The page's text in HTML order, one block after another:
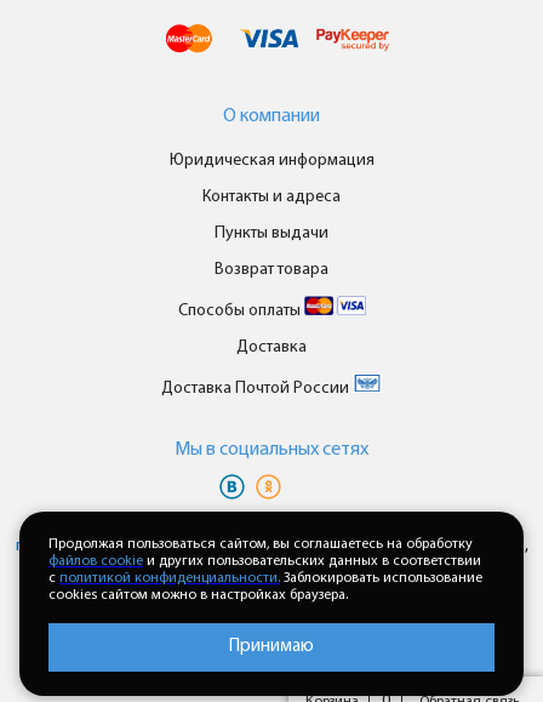
О компании
Юридическая информация
Контакты и адреса
Пункты выдачи
Возврат товара
Способы оплаты
Доставка
Доставка Почтой России
Мы в cоциальных сетях
персональных данныхипользовательского соглашениякаждый раз,
когда оставляете свои данные в любой форме обратной связи на
сайте enkor24.ru
Продолжая пользоваться сайтом, вы соглашаетесь на обработку
файлов cookie и других пользовательских данных в соответствии
с политикой конфиденциальности. Заблокировать использование
cookies сайтом можно в настройках браузера.
Принимаю